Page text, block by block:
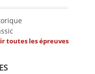
toutes les épreuves